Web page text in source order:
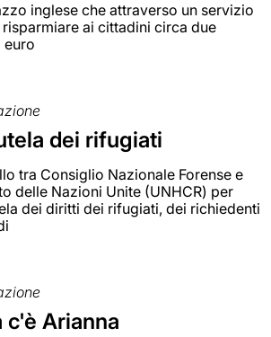
inglese che attraverso un servizio
ai cittadini circa due
euro
dei rifugiati
tra Consiglio Nazionale Forense e
delle Nazioni Unite (UNHCR) per
dei diritti dei rifugiati, dei richiedenti
c'è Arianna